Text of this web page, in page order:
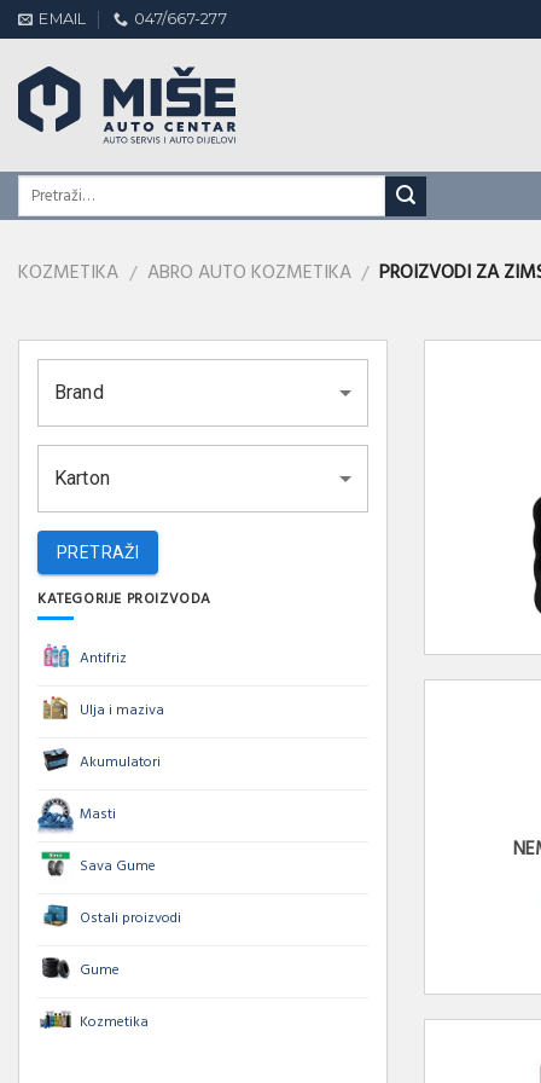
Skip
to
content
EMAIL 047/667-277
KOZMETIKA / ABRO AUTO KOZMETIKA / PROIZVODI ZA
Brand
Karton
PRETRAŽI
KATEGORIJE PROIZVODA
Antifriz
Ulja i maziva
Akumulatori
Masti
Sava Gume
Ostali proizvodi
Gume
Kozmetika